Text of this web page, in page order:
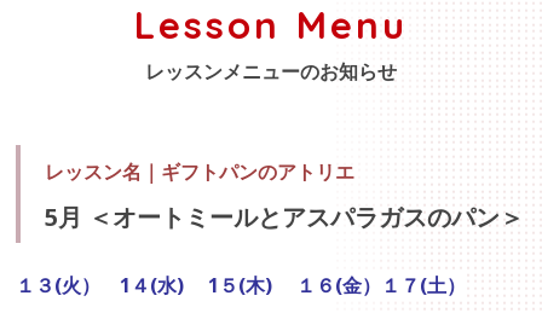
Lesson Menu
レッスンメニューのお知らせ
レッスン名｜ ギフトパンのアトリエ
5月 ＜オートミールとアスパラガスのパン＞
１３(火） 1４(水) 1５(木) １６(金）１７(土）